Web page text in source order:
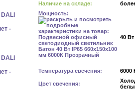
Наличие на складе:
Мощность:
40 Вт
Температура свечения: 6000
Цвет свечения: